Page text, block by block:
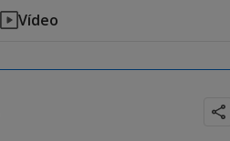
Vídeo